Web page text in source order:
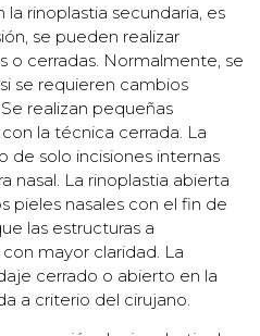
rinoplastia secundaria, es
se pueden realizar
o cerradas. Normalmente, se
se requieren cambios
realizan pequeñas
la técnica cerrada. La
de solo incisiones internas
nasal. La rinoplastia abierta
pieles nasales con el fin de
las estructuras a
mayor claridad. La
cerrado o abierto en la
a criterio del cirujano.